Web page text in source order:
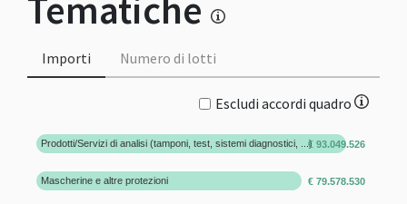
Importi Numero di lotti
Escludi accordi quadro
Prodotti/Servizi di analisi (tamponi, test, sistemi diagnostici, ...)
Mascherine e altre protezioni
€ 93.049.526
€ 79.578.530